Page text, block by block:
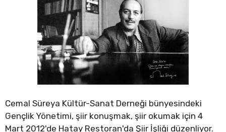
Cemal Süreya Kültür-Sanat Derneği bünyesindeki
Gençlik Yönetimi, şiir konuşmak, şiir okumak için 4
Mart 2012'de Hatay Restoran'da Şiir İşliği düzenliyor.